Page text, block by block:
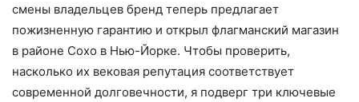
смены владельцев бренд теперь предлагает
пожизненную гарантию и открыл флагманский магазин
в районе Сохо в Нью-Йорке. Чтобы проверить,
насколько их вековая репутация соответствует
современной долговечности, я подверг три ключевые